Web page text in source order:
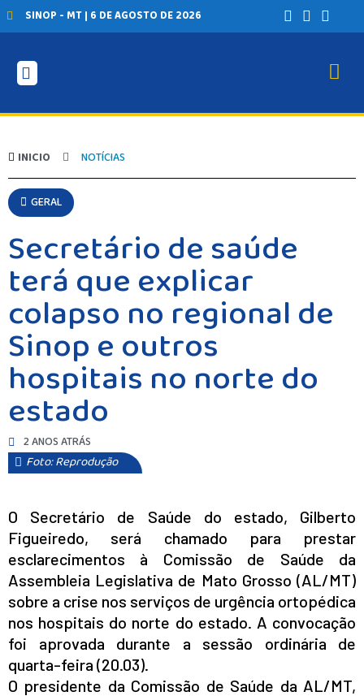
SINOP - MT | 6 DE AGOSTO DE 2026
INICIO NOTÍCIAS
GERAL
Secretário de saúde
terá que explicar
colapso no regional de
Sinop e outros
hospitais no norte do
estado
2 ANOS ATRÁS
Foto: Reprodução
O Secretário de Saúde do estado, Gilberto
Figueiredo, será chamado para prestar
esclarecimentos à Comissão de Saúde da
Assembleia Legislativa de Mato Grosso (AL/MT)
sobre a crise nos serviços de urgência ortopédica
nos hospitais do norte do estado. A convocação
foi aprovada durante a sessão ordinária de
quarta-feira (20.03).
O presidente da Comissão de Saúde da AL/MT,